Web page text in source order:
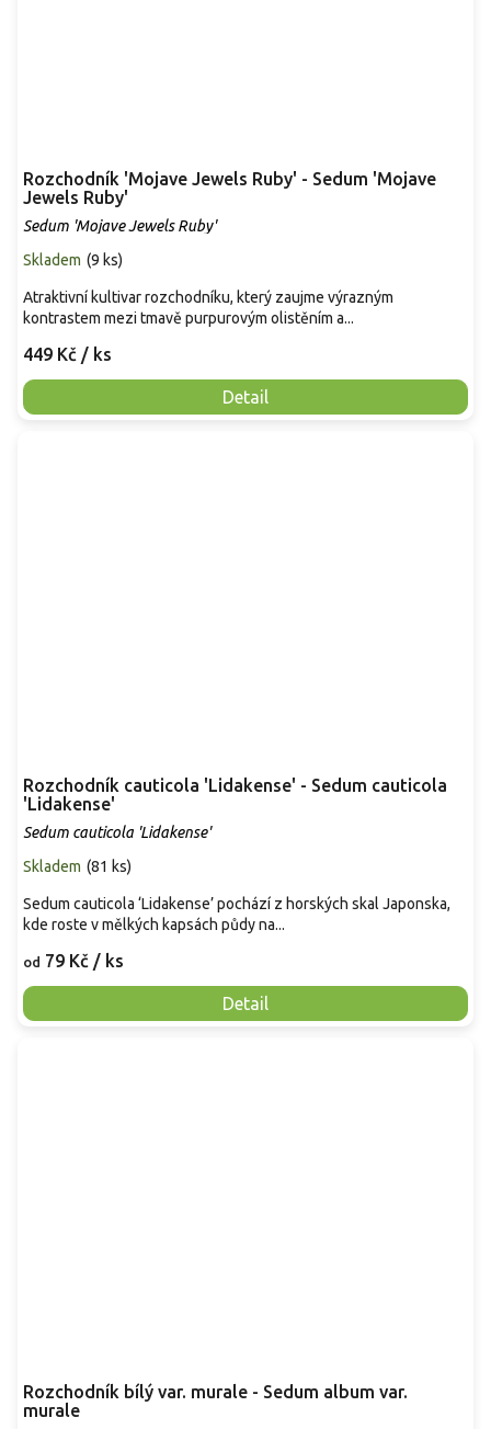
Rozchodník 'Mojave Jewels Ruby' - Sedum 'Mojave
Jewels Ruby'
Sedum 'Mojave Jewels Ruby'
Skladem (9 ks)
449 Kč / ks
Detail
Atraktivní kultivar rozchodníku, který zaujme výrazným
kontrastem mezi tmavě purpurovým olistěním a...
Rozchodník cauticola 'Lidakense' - Sedum cauticola
'Lidakense'
Sedum cauticola 'Lidakense'
Skladem (81 ks)
od 79 Kč / ks
Detail
Sedum cauticola ‘Lidakense’ pochází z horských skal Japonska,
kde roste v mělkých kapsách půdy na...
Rozchodník bílý var. murale - Sedum album var.
murale